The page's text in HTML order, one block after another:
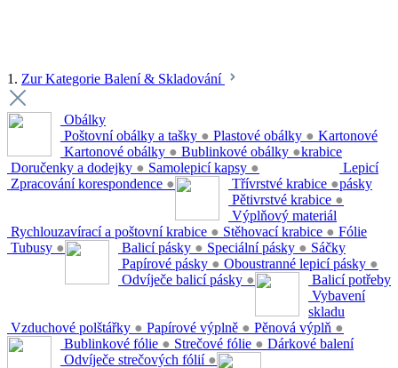
1. Zur Kategorie Balení & Skladování
Obálky
Poštovní obálky a tašky ● Plastové obálky ●
Kartonové obálky ● Bublinkové obálky ●
Doručenky a dodejky ● Samolepicí kapsy ●
Zpracování korespondence ●
Kartonové
krabice
Třívrstvé krabice ●
Pětivrstvé krabice ●
Rychlouzavírací a poštovní krabice ● Stěhovací krabice ●
Tubusy ●
Lepicí
pásky
Balicí pásky ● Speciální pásky ●
Papírové pásky ● Oboustranné lepicí pásky ●
Odvíječe balicí pásky ●
Výplňový materiál
Vzduchové polštářky ● Papírové výplně ● Pěnová výplň ●
Fólie
Bublinkové fólie ● Strečové fólie ●
Odvíječe strečových fólií ●
Sáčky
Balicí potřeby
Vybavení
skladu
Dárkové balení